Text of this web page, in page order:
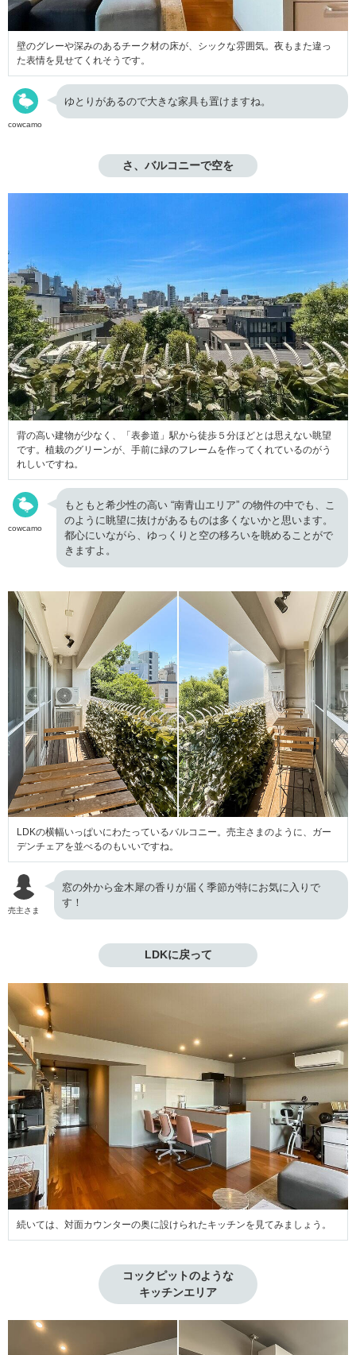
壁のグレーや深みのあるチーク材の床が、シックな雰囲気。夜もまた違っ
た表情を見せてくれそうです。
cowcamo
ゆとりがあるので大きな家具も置けますね。
さ、バルコニーで空を
背の高い建物が少なく、「表参道」駅から徒歩５分ほどとは思えない眺望
です。植栽のグリーンが、手前に緑のフレームを作ってくれているのがう
れしいですね。
cowcamo
もともと希少性の高い “南青山エリア” の物件の中でも、こ
のように眺望に抜けがあるものは多くないかと思います。
都心にいながら、ゆっくりと空の移ろいを眺めることがで
きますよ。
LDKの横幅いっぱいにわたっているバルコニー。売主さまのように、ガー
デンチェアを並べるのもいいですね。
売主さま
窓の外から金木犀の香りが届く季節が特にお気に入りで
す！
LDKに戻って
続いては、対面カウンターの奥に設けられたキッチンを見てみましょう。
コックピットのような
キッチンエリア